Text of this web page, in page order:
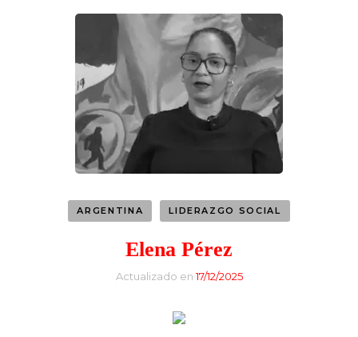
ARGENTINA LIDERAZGO SOCIAL
Elena Pérez
Actualizado en17/12/2025